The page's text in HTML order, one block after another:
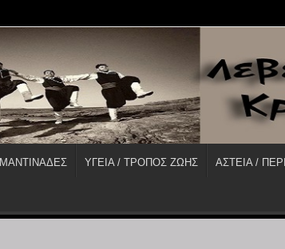
ΜΑΝΤΙΝΑΔΕΣ ΥΓΕΙΑ / ΤΡΟΠΟΣ ΖΩΗΣ ΑΣΤΕΙΑ /